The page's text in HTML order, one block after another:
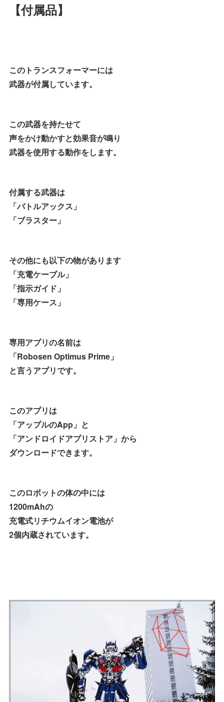
【付属品】
このトランスフォーマーには
武器が付属しています。
この武器を持たせて
声をかけ動かすと効果音が鳴り
武器を使用する動作をします。
付属する武器は
「バトルアックス」
「ブラスター」
その他にも以下の物があります
「充電ケーブル」
「指示ガイド」
「専用ケース」
専用アプリの名前は
「Robosen Optimus Prime」
と言うアプリです。
このアプリは
「アップルのApp」と
「アンドロイドアプリストア」から
ダウンロードできます。
このロボットの体の中には
1200mAhの
充電式リチウムイオン電池が
2個内蔵されています。